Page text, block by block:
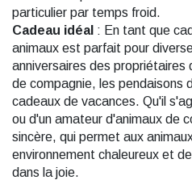
particulier par temps froid.
Cadeau idéal : En tant que
animaux est parfait pour
anniversaires des propriétaires
de compagnie, les pendaisons
cadeaux de vacances. Qu'il
ou d'un amateur d'animaux de
sincère, qui permet aux
environnement chaleureux et
dans la joie.